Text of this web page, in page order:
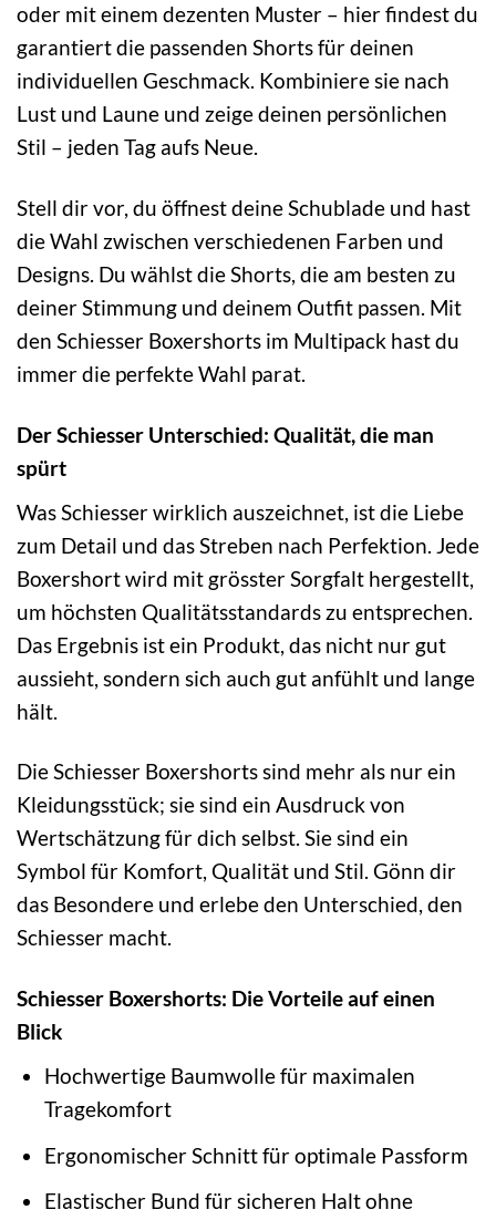
oder mit einem dezenten Muster – hier findest du
garantiert die passenden Shorts für deinen
individuellen Geschmack. Kombiniere sie nach
Lust und Laune und zeige deinen persönlichen
Stil – jeden Tag aufs Neue.
Stell dir vor, du öffnest deine Schublade und hast
die Wahl zwischen verschiedenen Farben und
Designs. Du wählst die Shorts, die am besten zu
deiner Stimmung und deinem Outfit passen. Mit
den Schiesser Boxershorts im Multipack hast du
immer die perfekte Wahl parat.
Der Schiesser Unterschied: Qualität, die man
spürt
Was Schiesser wirklich auszeichnet, ist die Liebe
zum Detail und das Streben nach Perfektion. Jede
Boxershort wird mit grösster Sorgfalt hergestellt,
um höchsten Qualitätsstandards zu entsprechen.
Das Ergebnis ist ein Produkt, das nicht nur gut
aussieht, sondern sich auch gut anfühlt und lange
hält.
Die Schiesser Boxershorts sind mehr als nur ein
Kleidungsstück; sie sind ein Ausdruck von
Wertschätzung für dich selbst. Sie sind ein
Symbol für Komfort, Qualität und Stil. Gönn dir
das Besondere und erlebe den Unterschied, den
Schiesser macht.
Schiesser Boxershorts: Die Vorteile auf einen
Blick
Hochwertige Baumwolle für maximalen
Tragekomfort
Ergonomischer Schnitt für optimale Passform
Elastischer Bund für sicheren Halt ohne